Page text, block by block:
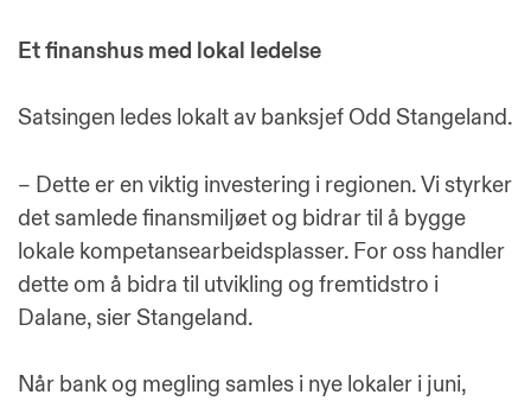
Et finanshus med lokal ledelse
Satsingen ledes lokalt av banksjef Odd Stangeland.
– Dette er en viktig investering i regionen. Vi styrker
det samlede finansmiljøet og bidrar til å bygge
lokale kompetansearbeidsplasser. For oss handler
dette om å bidra til utvikling og fremtidstro i
Dalane, sier Stangeland.
Når bank og megling samles i nye lokaler i juni,